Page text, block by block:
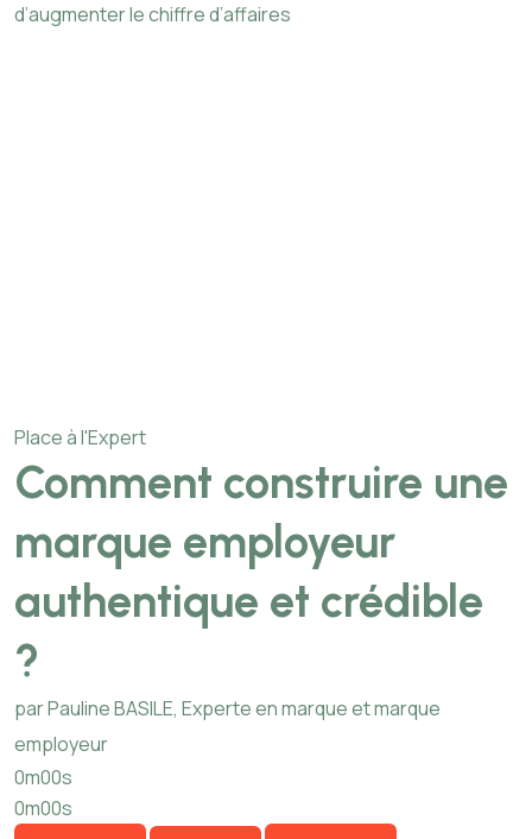
d’augmenter le chiffre d’affaires
Place à l'Expert
Comment construire une
marque employeur
authentique et crédible
?
par Pauline BASILE, Experte en marque et marque
employeur
0m00s
0m00s